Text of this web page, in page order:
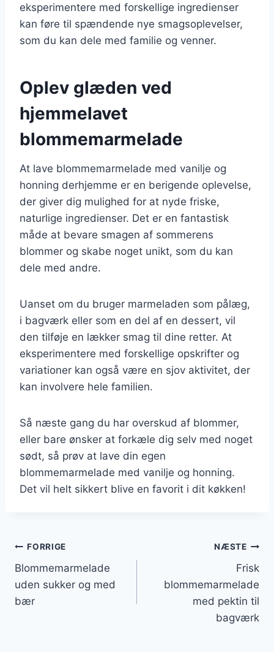
eksperimentere med forskellige ingredienser
kan føre til spændende nye smagsoplevelser,
som du kan dele med familie og venner.
Oplev glæden ved
hjemmelavet
blommemarmelade
At lave blommemarmelade med vanilje og
honning derhjemme er en berigende oplevelse,
der giver dig mulighed for at nyde friske,
naturlige ingredienser. Det er en fantastisk
måde at bevare smagen af sommerens
blommer og skabe noget unikt, som du kan
dele med andre.
Uanset om du bruger marmeladen som pålæg,
i bagværk eller som en del af en dessert, vil
den tilføje en lækker smag til dine retter. At
eksperimentere med forskellige opskrifter og
variationer kan også være en sjov aktivitet, der
kan involvere hele familien.
Så næste gang du har overskud af blommer,
eller bare ønsker at forkæle dig selv med noget
sødt, så prøv at lave din egen
blommemarmelade med vanilje og honning.
Det vil helt sikkert blive en favorit i dit køkken!
Indlægsnavigation
FORRIGE
Blommemarmelade
uden sukker og med
bær
NÆSTE
Frisk
blommemarmelade
med pektin til
bagværk